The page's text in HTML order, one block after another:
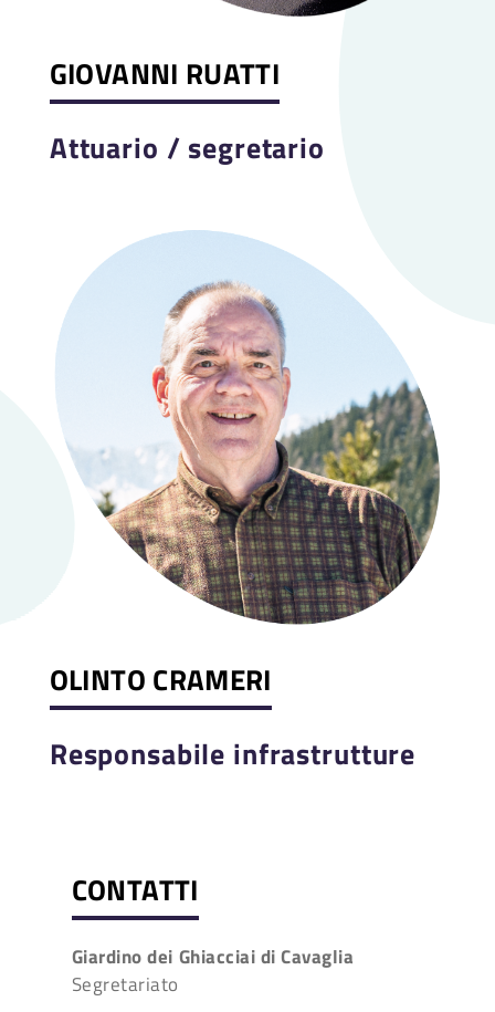
GIOVANNI RUATTI
Attuario / segretario
OLINTO CRAMERI
Responsabile infrastrutture
CONTATTI
Giardino dei Ghiacciai di Cavaglia
Segretariato